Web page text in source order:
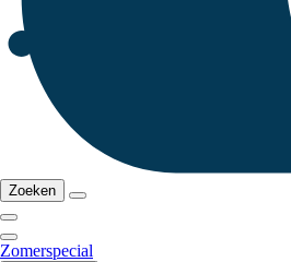
Zoeken
Zomerspecial